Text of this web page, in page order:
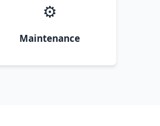
⚙️
Maintenance